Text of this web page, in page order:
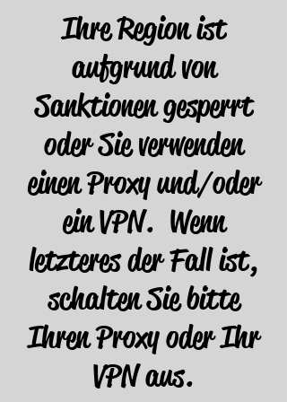
Ihre Region ist
aufgrund von
Sanktionen gesperrt
oder Sie verwenden
einen Proxy und/oder
ein VPN. Wenn
letzteres der Fall ist,
schalten Sie bitte
Ihren Proxy oder Ihr
VPN aus.